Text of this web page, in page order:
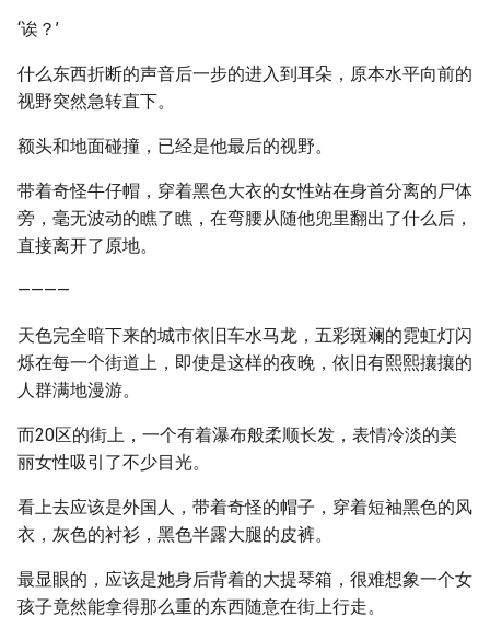
‘诶？’
什么东西折断的声音后一步的进入到耳朵，原本水平向前的
视野突然急转直下。
额头和地面碰撞，已经是他最后的视野。
带着奇怪牛仔帽，穿着黑色大衣的女性站在身首分离的尸体
旁，毫无波动的瞧了瞧，在弯腰从随他兜里翻出了什么后，
直接离开了原地。
————
天色完全暗下来的城市依旧车水马龙，五彩斑斓的霓虹灯闪
烁在每一个街道上，即使是这样的夜晚，依旧有熙熙攘攘的
人群满地漫游。
而20区的街上，一个有着瀑布般柔顺长发，表情冷淡的美
丽女性吸引了不少目光。
看上去应该是外国人，带着奇怪的帽子，穿着短袖黑色的风
衣，灰色的衬衫，黑色半露大腿的皮裤。
最显眼的，应该是她身后背着的大提琴箱，很难想象一个女
孩子竟然能拿得那么重的东西随意在街上行走。